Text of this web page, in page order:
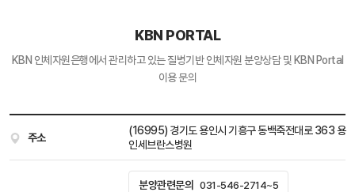
KBN PORTAL
KBN 인체자원은행에서 관리하고 있는질병기반 인체자원 분양상담 및 KBN Portal
이용 문의
주소
(16995) 경기도 용인시 기흥구 동백죽전대로 363 용
인세브란스병원
분양관련문의 031-546-2714~5